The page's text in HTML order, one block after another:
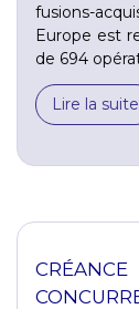
fusions-
Europe est
de 694
Lire la suite